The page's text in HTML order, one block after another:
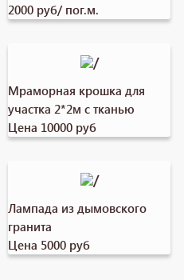
2000 руб/ пог.м.
Мраморная крошка для
участка 2*2м с тканью
Цена 10000 руб
Лампада из дымовского
гранита
Цена 5000 руб